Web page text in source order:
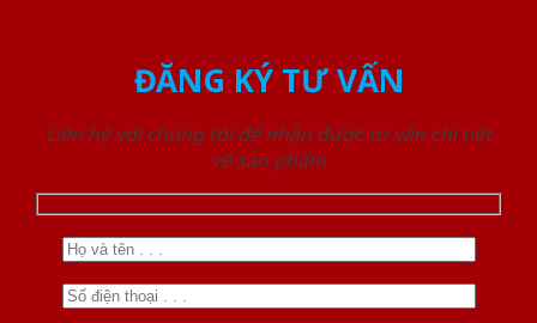
ĐĂNG KÝ TƯ VẤN
Liên hệ với chúng tôi để nhận được tư vấn chi tiết
về sản phẩm